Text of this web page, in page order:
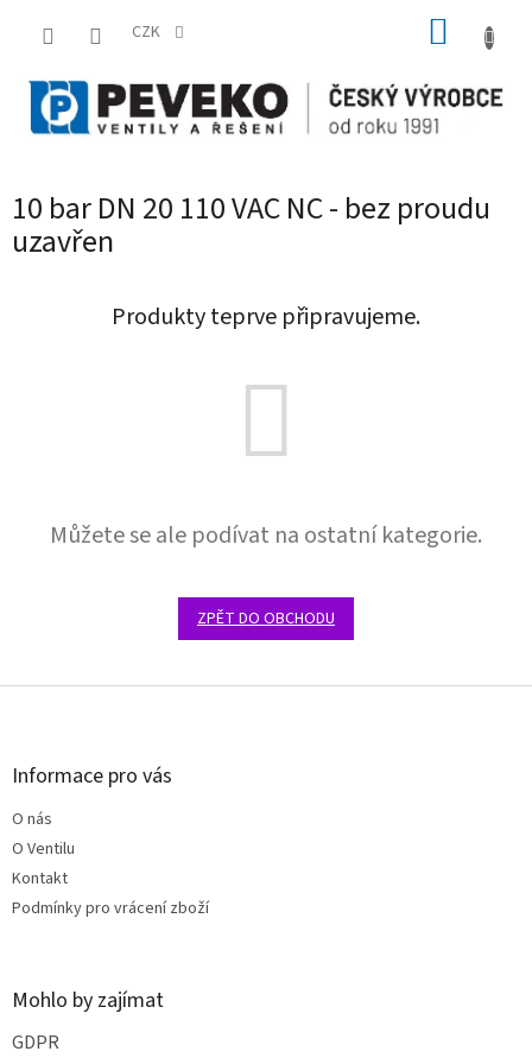
CZK
10 bar DN 20 110 VAC NC - bez proudu
uzavřen
Produkty teprve připravujeme.
Můžete se ale podívat na ostatní kategorie.
ZPĚT DO OBCHODU
Z
Informace pro vás
O nás
O Ventilu
Kontakt
Podmínky pro vrácení zboží
Mohlo by zajímat
GDPR